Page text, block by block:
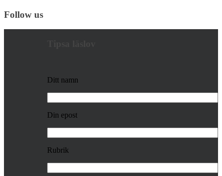
Follow us
Ditt namn
Din epost
Rubrik